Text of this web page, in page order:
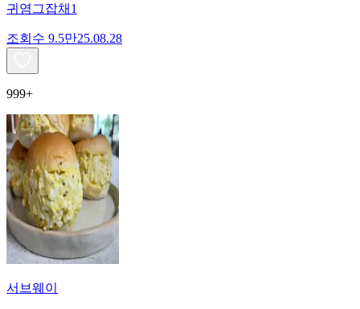
귀염그잡채1
조회수 9.5만25.08.28
999+
서브웨이